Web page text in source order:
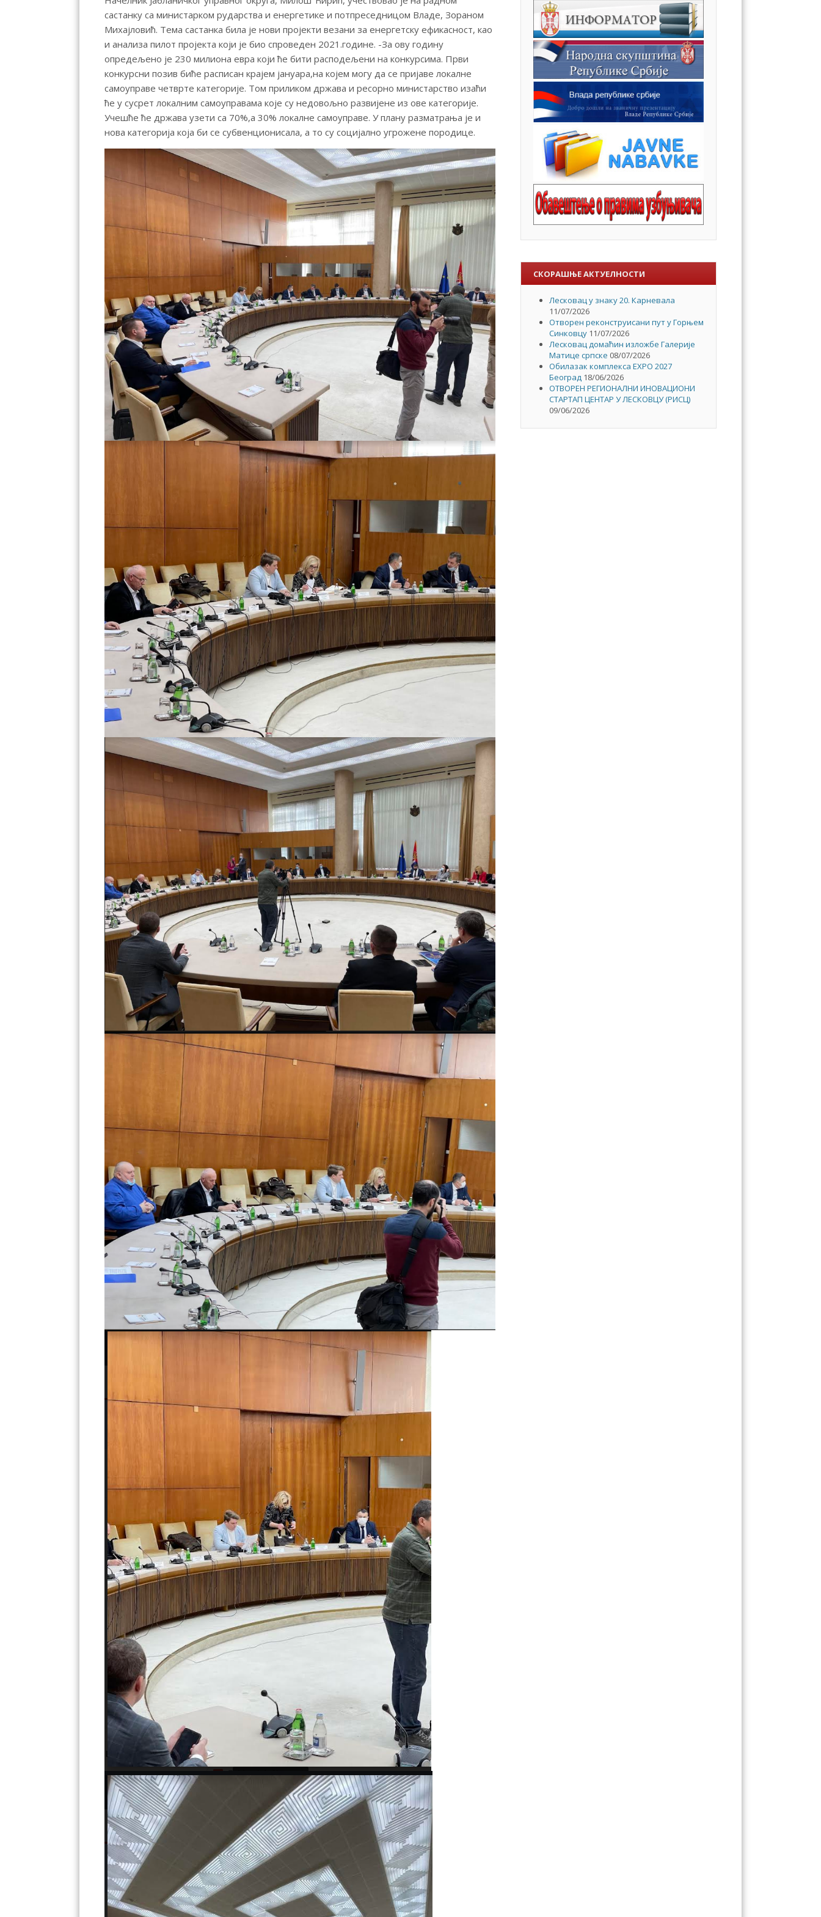
састанку са министарком рударства и енергетике и потпреседницом Владе, Зораном
Михајловић. Тема састанка била је нови пројекти везани за енергетску ефикасност, као
и анализа пилот пројекта који је био спроведен 2021.године. -За ову годину
опредељено је 230 милиона евра који ће бити расподељени на конкурсима. Први
конкурсни позив биће расписан крајем јануара,на којем могу да се пријаве локалне
самоуправе четврте категорије. Том приликом држава и ресорно министарство изаћи
ће у сусрет локалним самоуправама које су недовољно развијене из ове категорије.
Учешће ће држава узети са 70%,а 30% локалне самоуправе. У плану разматрања је и
нова категорија која би се субвенционисала, а то су социјално угрожене породице.
СКОРАШЊЕ АКТУЕЛНОСТИ
Лесковац у знаку 20. Карневала
11/07/2026
Отворен реконструисани пут у Горњем
Синковцу 11/07/2026
Лесковац домаћин изложбе Галерије
Матице српске 08/07/2026
Обилазак комплекса EXPO 2027
Београд 18/06/2026
ОТВОРЕН РЕГИОНАЛНИ ИНОВАЦИОНИ
СТАРТАП ЦЕНТАР У ЛЕСКОВЦУ (РИСЦ)
09/06/2026